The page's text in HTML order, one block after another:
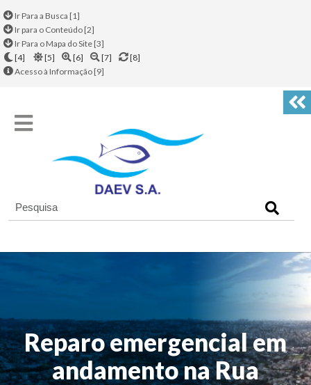
Ir Para a Busca [1]
Ir para o Conteúdo [2]
Ir Para o Mapa do Site [3]
[4]
[5] [6] [7]
[8]
Acesso à Informação [9]
Reparo emergencial em
andamento na Rua